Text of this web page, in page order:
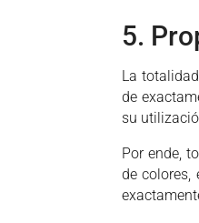
5.
La
de
su
Por ende,
de colores,